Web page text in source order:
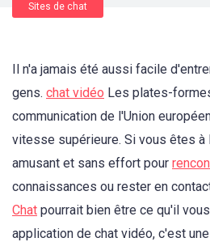
Sites de chat
Il n'a jamais été aussi facile
gens. chat vidéo Les plates-
communication de l'Union
vitesse supérieure. Si vous êtes à
amusant et sans effort pour
connaissances ou rester en
Chat pourrait bien être ce qu'il
application de chat vidéo, c'est